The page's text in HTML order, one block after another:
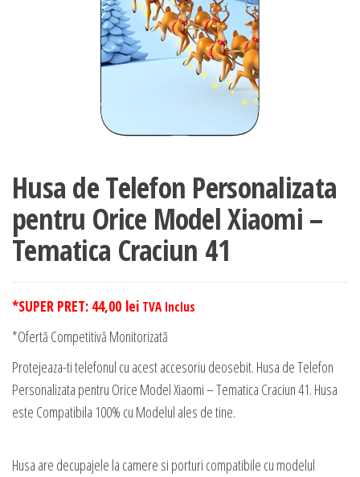
Husa de Telefon Personalizata
pentru Orice Model Xiaomi –
Tematica Craciun 41
*SUPER PRET: 44,00 lei TVA Inclus
*Ofertă Competitivă Monitorizată
Protejeaza-ti telefonul cu acest accesoriu deosebit. Husa de Telefon
Personalizata pentru Orice Model Xiaomi – Tematica Craciun 41. Husa
este Compatibila 100% cu Modelul ales de tine.
Husa are decupajele la camere si porturi compatibile cu modelul